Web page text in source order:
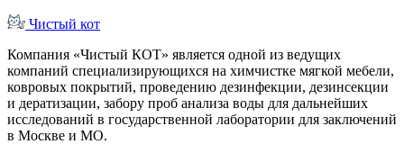
Чистый кот
Компания «Чистый КОТ» является одной из ведущих
компаний специализирующихся на химчистке мягкой мебели,
ковровых покрытий, проведению дезинфекции, дезинсекции
и дератизации, забору проб анализа воды для дальнейших
исследований в государственной лаборатории для заключений
в Москве и МО.